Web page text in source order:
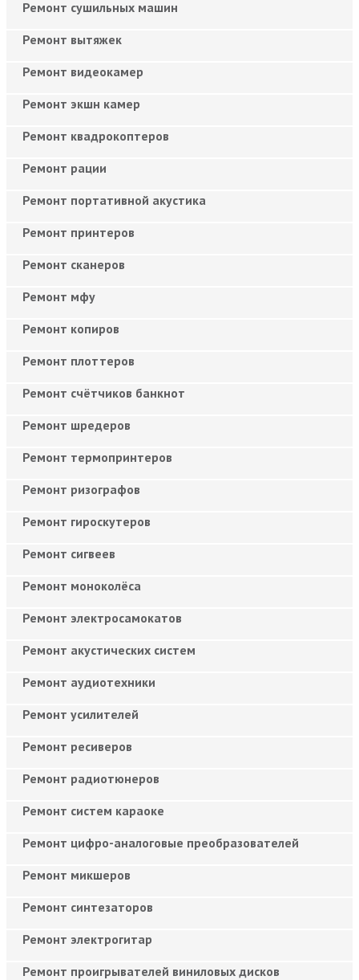
Ремонт сушильных машин
Ремонт вытяжек
Ремонт видеокамер
Ремонт экшн камер
Ремонт квадрокоптеров
Ремонт рации
Ремонт портативной акустика
Ремонт принтеров
Ремонт сканеров
Ремонт мфу
Ремонт копиров
Ремонт плоттеров
Ремонт счётчиков банкнот
Ремонт шредеров
Ремонт термопринтеров
Ремонт ризографов
Ремонт гироскутеров
Ремонт сигвеев
Ремонт моноколёса
Ремонт электросамокатов
Ремонт акустических систем
Ремонт аудиотехники
Ремонт усилителей
Ремонт ресиверов
Ремонт радиотюнеров
Ремонт систем караоке
Ремонт цифро-аналоговые преобразователей
Ремонт микшеров
Ремонт синтезаторов
Ремонт электрогитар
Ремонт проигрывателей виниловых дисков